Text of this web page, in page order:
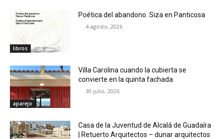
libros
Poética del abandono. Siza en Panticosa
4 agosto, 2026
aparejo
Villa Carolina cuando la cubierta se
convierte en la quinta fachada
30 julio, 2026
Casa de la Juventud de Alcalá de Guadaíra
| Retuerto Arquitectos – dunar arquitectos